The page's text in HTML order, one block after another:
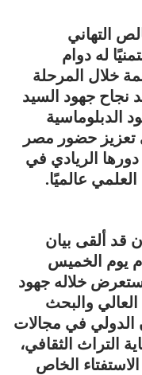
التهاني
له دوام
خلال المرحلة
نجاح جهود السيد
الدبلوماسية
تعزيز حضور مصر
الريادي في
عالميًا.
قد ألقى بيان
يوم الخميس
2025، حيث استعرض خلاله جهود
والبحث
الدولي في مجالات
التراث الثقافي،
الخاص